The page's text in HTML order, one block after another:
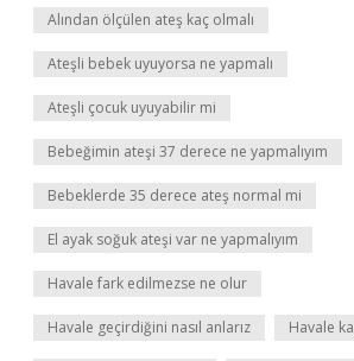
Alından ölçülen ateş kaç olmalı
Ateşli bebek uyuyorsa ne yapmalı
Ateşli çocuk uyuyabilir mi
Bebeğimin ateşi 37 derece ne yapmalıyım
Bebeklerde 35 derece ateş normal mi
El ayak soğuk ateşi var ne yapmalıyım
Havale fark edilmezse ne olur
Havale geçirdiğini nasıl anlarız Havale